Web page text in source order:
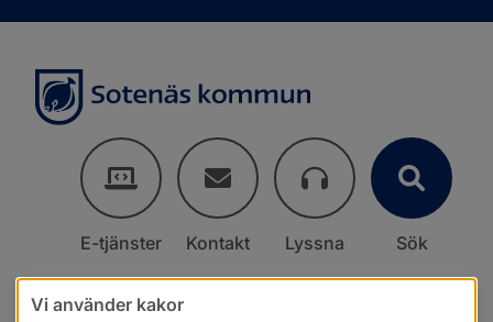
E-tjänster Kontakt Lyssna Sök
Vi använder kakor